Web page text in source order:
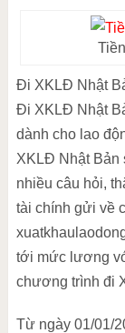
Đi XKLĐ Nhật
Đi XKLĐ Nhật
dành cho lao
XKLĐ Nhật Bản
nhiều câu hỏi,
tài chính gửi về
tới mức lương
chương trình đi
Từ ngày 01/01/